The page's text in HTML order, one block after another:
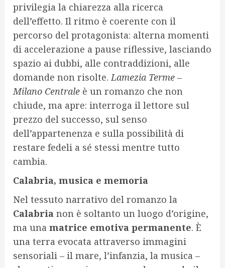
privilegia la chiarezza alla ricerca
dell’effetto. Il ritmo è coerente con il
percorso del protagonista: alterna momenti
di accelerazione a pause riflessive, lasciando
spazio ai dubbi, alle contraddizioni, alle
domande non risolte.Lamezia Terme –
Milano Centrale è un romanzo che non
chiude, ma apre: interroga il lettore sul
prezzo del successo, sul senso
dell’appartenenza e sulla possibilità di
restare fedeli a sé stessi mentre tutto
cambia.
Calabria, musica e memoria
Nel tessuto narrativo del romanzo la
Calabria non è soltanto un luogo d’origine,
ma una matrice emotiva permanente. È
una terra evocata attraverso immagini
sensoriali – il mare, l’infanzia, la musica –